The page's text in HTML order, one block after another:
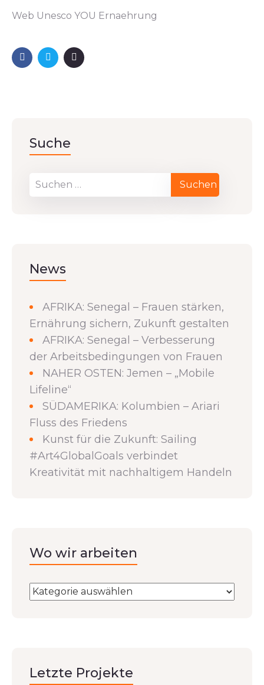
Web Unesco YOU Ernaehrung
Suche
News
AFRIKA: Senegal – Frauen stärken,
Ernährung sichern, Zukunft gestalten
AFRIKA: Senegal – Verbesserung
der Arbeitsbedingungen von Frauen
NAHER OSTEN: Jemen – „Mobile
Lifeline“
SÜDAMERIKA: Kolumbien – Ariari
Fluss des Friedens
Kunst für die Zukunft: Sailing
#Art4GlobalGoals verbindet
Kreativität mit nachhaltigem Handeln
Wo wir arbeiten
Letzte Projekte